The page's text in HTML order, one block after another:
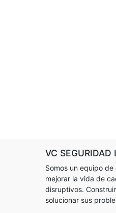
VC SEGURIDAD
Somos un equipo
mejorar la vida de
disruptivos.
solucionar sus